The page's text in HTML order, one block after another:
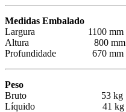
Medidas Embalado
Largura 1100 mm
Altura 800 mm
Profundidade 670 mm
Peso
Bruto 53 kg
Líquido 41 kg